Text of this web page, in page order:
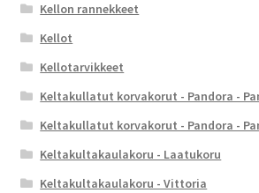
Kellon rannekkeet
Kellot
Kellotarvikkeet
Keltakullatut korvakorut - Pandora -
Keltakullatut korvakorut - Pandora -
Keltakultakaulakoru - Laatukoru
Keltakultakaulakoru - Vittoria